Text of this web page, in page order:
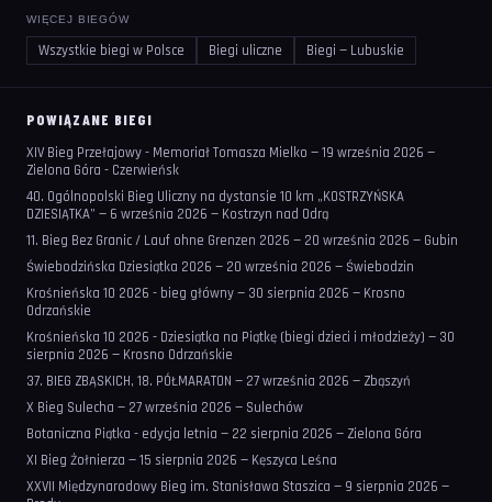
WIĘCEJ BIEGÓW
Wszystkie biegi w Polsce Biegi uliczne Biegi — Lubuskie
POWIĄZANE BIEGI
XIV Bieg Przełajowy - Memoriał Tomasza Mielko — 19 września 2026 —
Zielona Góra - Czerwieńsk
40. Ogólnopolski Bieg Uliczny na dystansie 10 km „KOSTRZYŃSKA
DZIESIĄTKA” — 6 września 2026 — Kostrzyn nad Odrą
11. Bieg Bez Granic / Lauf ohne Grenzen 2026 — 20 września 2026 — Gubin
Świebodzińska Dziesiątka 2026 — 20 września 2026 — Świebodzin
Krośnieńska 10 2026 - bieg główny — 30 sierpnia 2026 — Krosno
Odrzańskie
Krośnieńska 10 2026 - Dziesiątka na Piątkę (biegi dzieci i młodzieży) — 30
sierpnia 2026 — Krosno Odrzańskie
37. BIEG ZBĄSKICH, 18. PÓŁMARATON — 27 września 2026 — Zbąszyń
X Bieg Sulecha — 27 września 2026 — Sulechów
Botaniczna Piątka - edycja letnia — 22 sierpnia 2026 — Zielona Góra
XI Bieg Żołnierza — 15 sierpnia 2026 — Kęszyca Leśna
XXVII Międzynarodowy Bieg im. Stanisława Staszica — 9 sierpnia 2026 —